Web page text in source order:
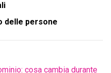
delle persone
cosa cambia durante